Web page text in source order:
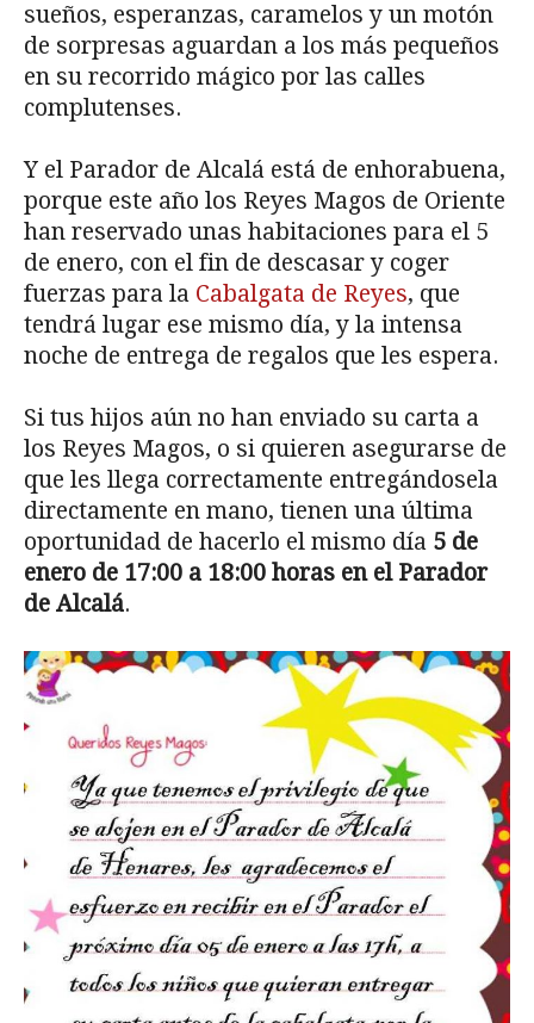
sueños, esperanzas, caramelos y un motón
de sorpresas aguardan a los más pequeños
en su recorrido mágico por las calles
complutenses.
Y el Parador de Alcalá está de enhorabuena,
porque este año los Reyes Magos de Oriente
han reservado unas habitaciones para el 5
de enero, con el fin de descasar y coger
fuerzas para la Cabalgata de Reyes, que
tendrá lugar ese mismo día, y la intensa
noche de entrega de regalos que les espera.
Si tus hijos aún no han enviado su carta a
los Reyes Magos, o si quieren asegurarse de
que les llega correctamente entregándosela
directamente en mano, tienen una última
oportunidad de hacerlo el mismo día 5 de
enero de 17:00 a 18:00 horas en el Parador
de Alcalá.